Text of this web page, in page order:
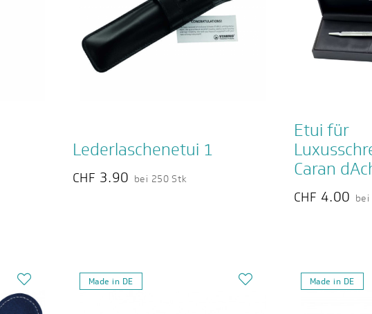
Lederlaschenetui 1
CHF 3.90 bei 250 Stk
Etui für
Caran
CHF 4.00
Made in DE Made in DE